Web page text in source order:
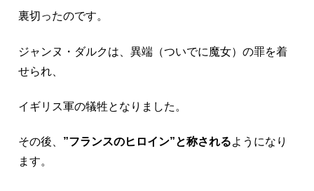
裏切ったのです。
ジャンヌ・ダルクは、異端（ついでに魔女）の罪を着
せられ、
イギリス軍の犠牲となりました。
その後、 ”フランスのヒロイン”と称されるようになり
ます。